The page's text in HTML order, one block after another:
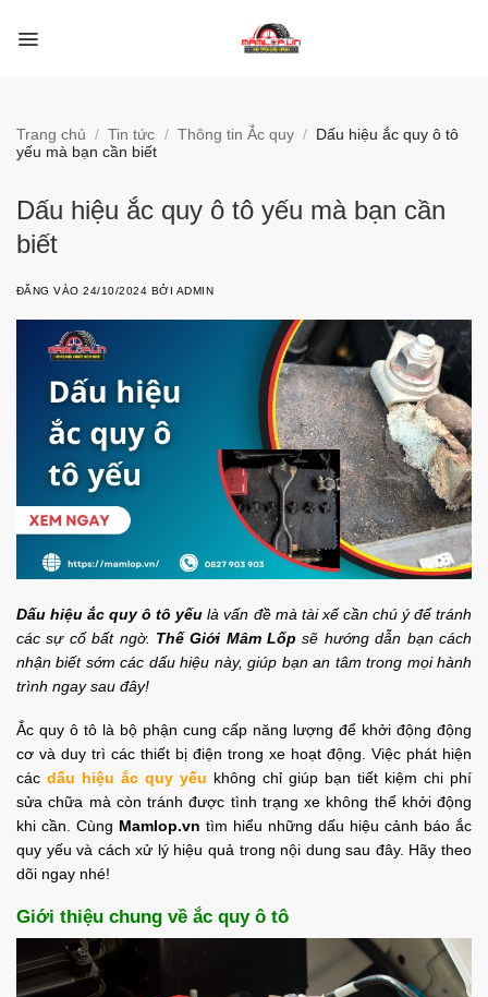
qua
Trang chủ / Tin tức / Thông tin Ắc quy / Dấu hiệu ắc quy ô tô
yếu mà bạn cần biết
Dấu hiệu ắc quy ô tô yếu mà bạn cần
biết
ĐĂNG VÀO24/10/2024 BỞI ADMIN
Dấu hiệu ắc quy ô tô yếu là vấn đề mà tài xế cần chú ý để tránh
các sự cố bất ngờ. Thế Giới Mâm Lốp sẽ hướng dẫn bạn cách
nhận biết sớm các dấu hiệu này, giúp bạn an tâm trong mọi hành
trình ngay sau đây!
Ắc quy ô tô là bộ phận cung cấp năng lượng để khởi động động
cơ và duy trì các thiết bị điện trong xe hoạt động. Việc phát hiện
các dấu hiệu ắc quy yếu không chỉ giúp bạn tiết kiệm chi phí
sửa chữa mà còn tránh được tình trạng xe không thể khởi động
khi cần. Cùng Mamlop.vn tìm hiểu những dấu hiệu cảnh báo ắc
quy yếu và cách xử lý hiệu quả trong nội dung sau đây. Hãy theo
dõi ngay nhé!
Giới thiệu chung về ắc quy ô tô